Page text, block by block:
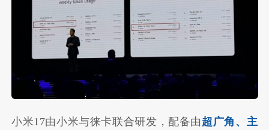
小米17由小米与徕卡联合研发，配备由超广角、主